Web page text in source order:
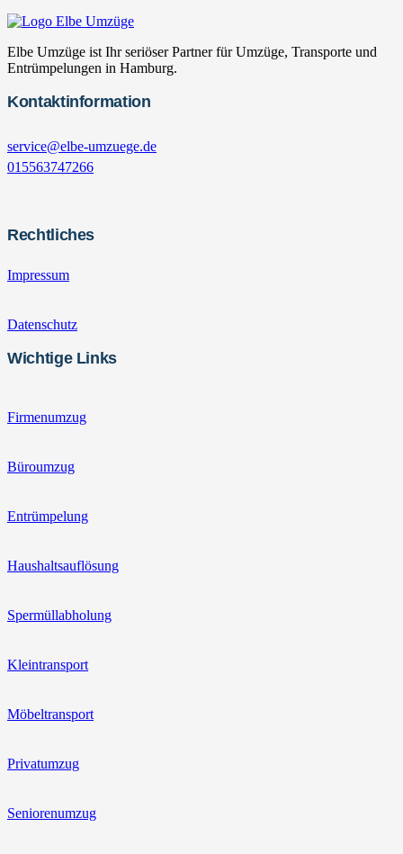
Elbe Umzüge ist Ihr seriöser Partner für Umzüge, Transporte und
Entrümpelungen in Hamburg.
Kontaktinformation
service@elbe-umzuege.de
015563747266
Rechtliches
Impressum
Datenschutz
Wichtige Links
Firmenumzug
Büroumzug
Entrümpelung
Haushaltsauflösung
Spermüllabholung
Kleintransport
Möbeltransport
Privatumzug
Seniorenumzug